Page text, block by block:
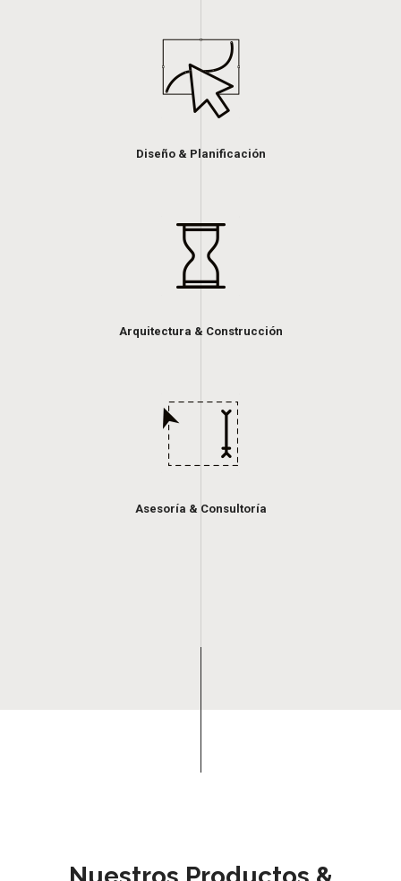
Diseño & Planificación
Arquitectura & Construcción
Asesoría & Consultoría